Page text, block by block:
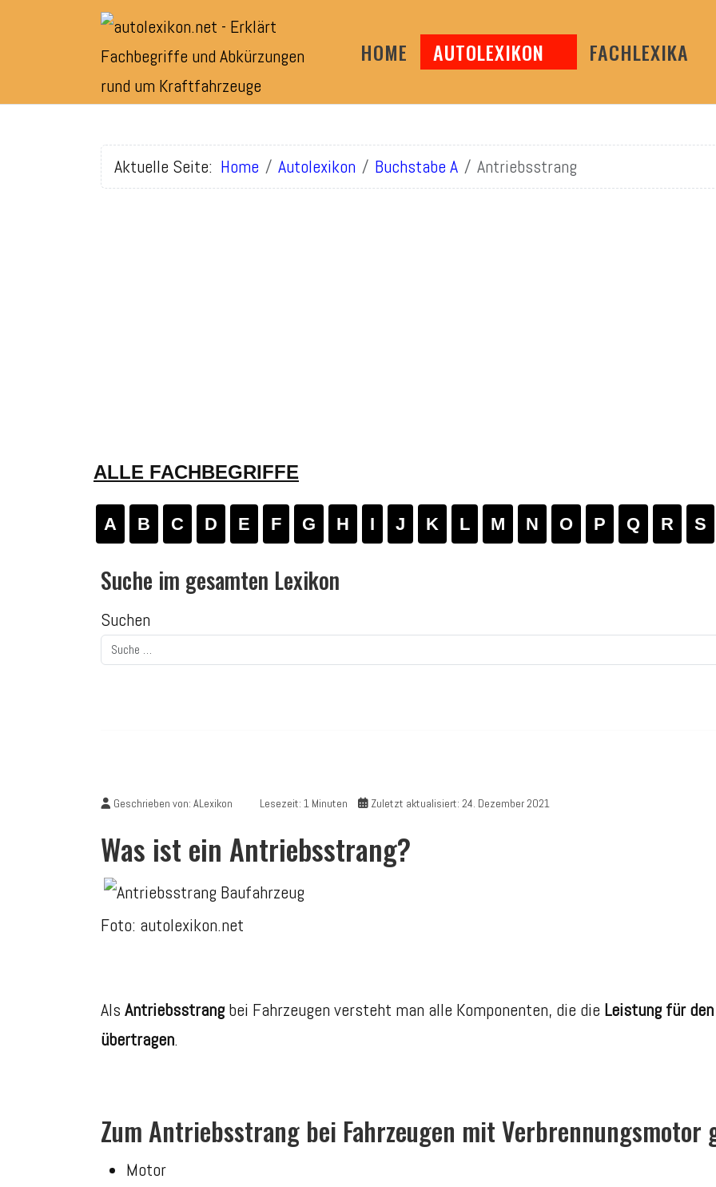
HOME AUTOLEXIKON FACHLEXIKA
Aktuelle Seite: Home Autolexikon Buchstabe A Antriebsstrang
ALLE FACHBEGRIFFE
A B C D E F G H I J K L M N O P Q R S
Suche im gesamten Lexikon
Suchen
Geschrieben von: ALexikon Lesezeit: 1 Minuten Zuletzt aktualisiert: 24. Dezember 2021
Was ist ein Antriebsstrang?
Foto: autolexikon.net
Als Antriebsstrang bei Fahrzeugen versteht man alle Komponenten, die die Leistung für
übertragen.
Zum Antriebsstrang bei Fahrzeugen mit Verbrennungsmotor
Motor